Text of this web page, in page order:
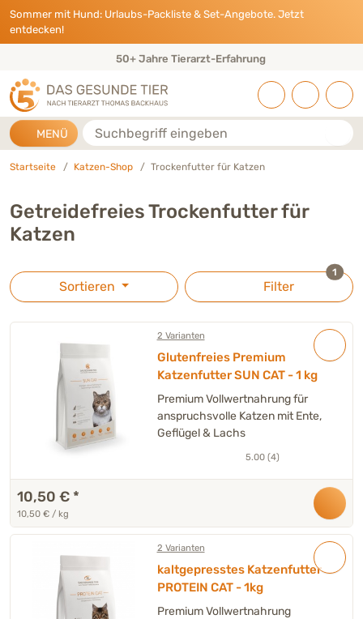
Direkt zu:
INHALT
HAUPTMENÜ
FOOTER
Sommer mit Hund: Urlaubs-Packliste & Set-Angebote. Jetzt
entdecken!
50+ Jahre Tierarzt-Erfahrung
MENÜ Suche
Startseite Katzen-Shop Trockenfutter für Katzen
Getreidefreies Trockenfutter für
Katzen
Sortieren Filter
1
2 Varianten
Glutenfreies Premium
Katzenfutter SUN CAT - 1 kg
Premium Vollwertnahrung für
anspruchsvolle Katzen mit Ente,
Geflügel & Lachs
5.00 (4)
10,50 € *
10,50 € / kg
2 Varianten
kaltgepresstes Katzenfutter
PROTEIN CAT - 1kg
Premium Vollwertnahrung